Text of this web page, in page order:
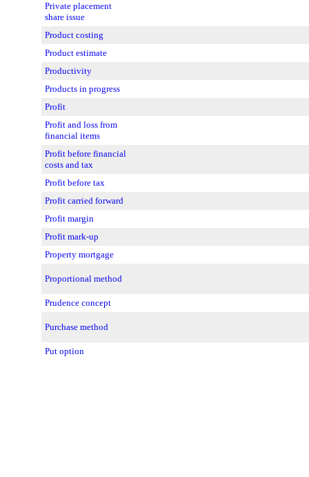
Private placement
share issue
Product costing
Product estimate
Productivity
Products in progress
Profit
Profit and loss from
financial items
Profit before financial
costs and tax
Profit before tax
Profit carried forward
Profit margin
Profit mark-up
Property mortgage
Proportional method
Prudence concept
Purchase method
Put option